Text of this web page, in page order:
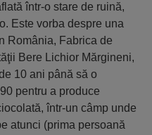
într-o stare de ruină,
Este vorba despre una
România, Fabrica de
Bere Lichior Mărgineni,
10 ani până să o
pentru a produce
într-un câmp unde
atunci (prima persoană